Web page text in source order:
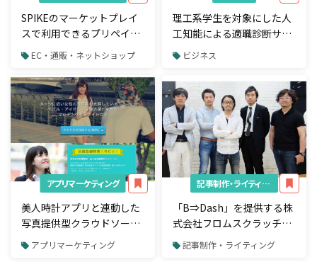
SPIKEのマーケットプレイ
スで利用できるプリペイド
型電子マネー「SPIKEコイ
ン」の提供開始
EC・通販・ネットショップ
理工系学生を対象にした人
工知能による適職診断サー
ビス「理工系キャリアガイ
ド」をリリース
ビジネス
アプリマーケティング
美人時計アプリと連動した
写真提供型クラウドソーシ
ングサイト『SOZ（ソ
ズ）』がリリース
アプリマーケティング
記事制作・ライティング
「B⇒Dash」を提供する株
式会社フロムスクラッチの
戦略顧問に森川亮氏が就任
記事制作・ライティング